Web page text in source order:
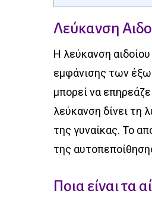
Λεύκανση
Η λεύκανση
εμφάνισης των έξω
μπορεί να
λεύκανση δίνει τη
της γυναίκας. Το
της
Ποια είναι τα